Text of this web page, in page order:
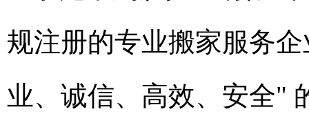
规注册的专业搬家服务
业、诚信、高效、安全"